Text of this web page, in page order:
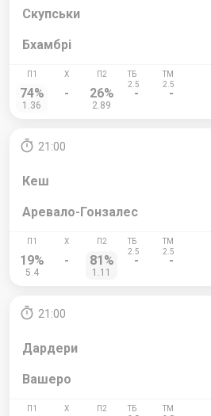
Скупськи
Бхамбрі
74%
1.36
- 26%
2.89
- -
21:00
Кеш
Аревало-Гонзалес
19%
5.4
- 81%
1.11
- -
21:00
Дардери
Вашеро